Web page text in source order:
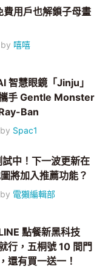
用戶也解鎖子母畫
by 嘻嘻
智慧眼鏡「Jinju」
手 Gentle Monster
Ban
by Spac1
中！下一波更新在
將加入推薦功能？
by 電獺編輯部
點餐新黑科技
行，五桐號 10 間門
還有買一送一！